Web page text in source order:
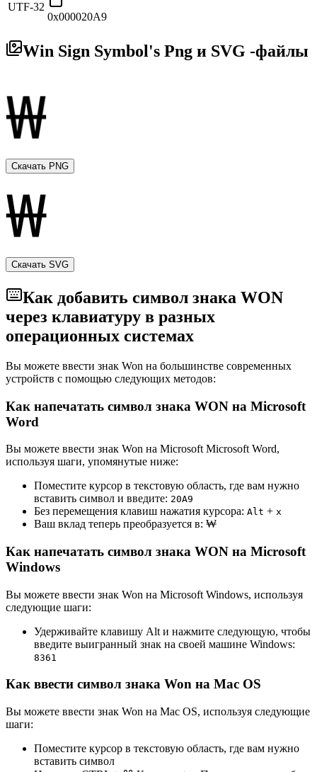
UTF-32
0x000020A9
Win Sign Symbol's Png и SVG -файлы
Скачать PNG
Скачать SVG
Как добавить символ знака WON
через клавиатуру в разных
операционных системах
Вы можете ввести знак Won на большинстве современных
устройств с помощью следующих методов:
Как напечатать символ знака WON на Microsoft
Word
Вы можете ввести знак Won на Microsoft Microsoft Word,
используя шаги, упомянутые ниже:
Поместите курсор в текстовую область, где вам нужно
вставить символ и введите: 20A9
Без перемещения клавиш нажатия курсора: Alt + x
Ваш вклад теперь преобразуется в: ₩
Как напечатать символ знака WON на Microsoft
Windows
Вы можете ввести знак Won на Microsoft Windows, используя
следующие шаги:
Удерживайте клавишу Alt и нажмите следующую, чтобы
введите выигранный знак на своей машине Windows:
8361
Как ввести символ знака Won на Mac OS
Вы можете ввести знак Won на Mac OS, используя следующие
шаги:
Поместите курсор в текстовую область, где вам нужно
вставить символ